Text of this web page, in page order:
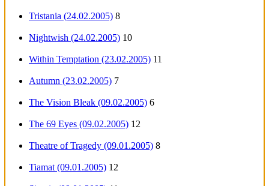
Tristania (24.02.2005) 8
Nightwish (24.02.2005) 10
Within Temptation (23.02.2005) 11
Autumn (23.02.2005) 7
The Vision Bleak (09.02.2005) 6
The 69 Eyes (09.02.2005) 12
Theatre of Tragedy (09.01.2005) 8
Tiamat (09.01.2005) 12